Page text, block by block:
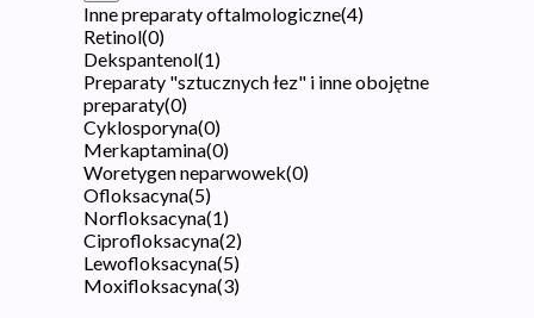
Inne preparaty oftalmologiczne(4)
Retinol(0)
Dekspantenol(1)
Preparaty "sztucznych łez" i inne obojętne
preparaty(0)
Cyklosporyna(0)
Merkaptamina(0)
Woretygen neparwowek(0)
Ofloksacyna(5)
Norfloksacyna(1)
Ciprofloksacyna(2)
Lewofloksacyna(5)
Moxifloksacyna(3)